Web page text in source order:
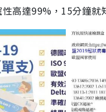
高達99%，15分鐘就